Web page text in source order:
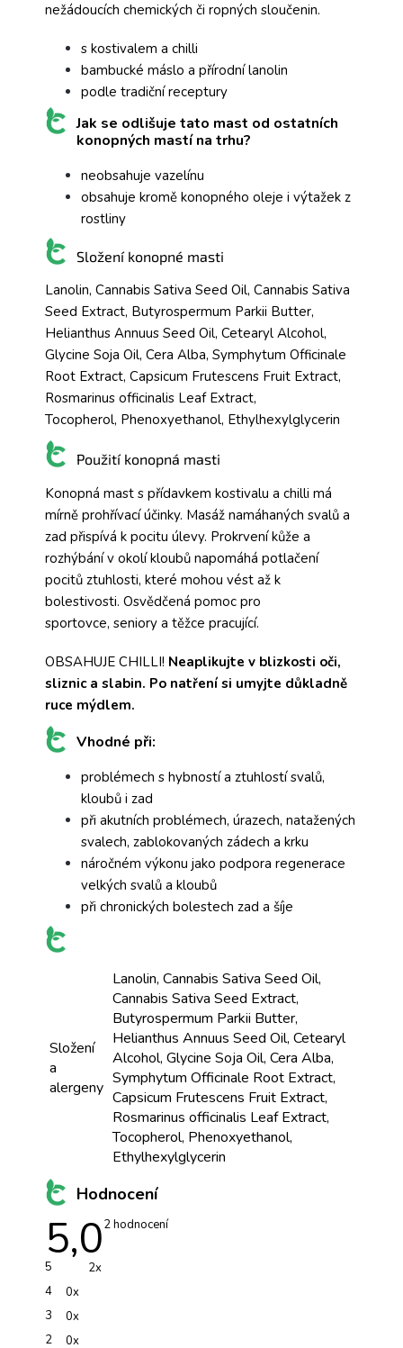
nežádoucích chemických či ropných sloučenin.
s kostivalem a chilli
bambucké máslo a přírodní lanolin
podle tradiční receptury
Jak se odlišuje tato mast od ostatních
konopných mastí na trhu?
neobsahuje vazelínu
obsahuje kromě konopného oleje i výtažek z
rostliny
Složení konopné masti
Lanolin, Cannabis Sativa Seed Oil, Cannabis Sativa
Seed Extract, Butyrospermum Parkii Butter,
Helianthus Annuus Seed Oil, Cetearyl Alcohol,
Glycine Soja Oil, Cera Alba, Symphytum Officinale
Root Extract, Capsicum Frutescens Fruit Extract,
Rosmarinus officinalis Leaf Extract,
Tocopherol, Phenoxyethanol, Ethylhexylglycerin
Použití konopná masti
Konopná mast s přídavkem kostivalu a chilli má
mírně prohřívací účinky. Masáž namáhaných svalů a
zad přispívá k pocitu úlevy. Prokrvení kůže a
rozhýbání v okolí kloubů napomáhá potlačení
pocitů ztuhlosti, které mohou vést až k
bolestivosti. Osvědčená pomoc pro
sportovce, seniory a těžce pracující.
OBSAHUJE CHILLI! Neaplikujte v blizkosti oči,
sliznic a slabin. Po natření si umyjte důkladně
ruce mýdlem.
Vhodné při:
problémech s hybností a ztuhlostí svalů,
kloubů i zad
při akutních problémech, úrazech, natažených
svalech, zablokovaných zádech a krku
náročném výkonu jako podpora regenerace
velkých svalů a kloubů
při chronických bolestech zad a šíje
Složení
a
alergeny
Lanolin, Cannabis Sativa Seed Oil,
Cannabis Sativa Seed Extract,
Butyrospermum Parkii Butter,
Helianthus Annuus Seed Oil, Cetearyl
Alcohol, Glycine Soja Oil, Cera Alba,
Symphytum Officinale Root Extract,
Capsicum Frutescens Fruit Extract,
Rosmarinus officinalis Leaf Extract,
Tocopherol, Phenoxyethanol,
Ethylhexylglycerin
Hodnocení
5,0Průměrné
2 hodnocení
5
2x
4
0x
3
0x
2
0x